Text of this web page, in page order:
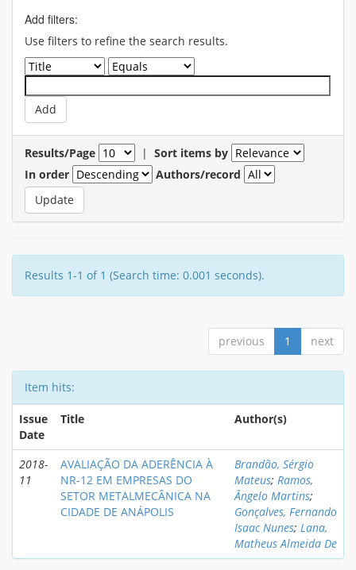
Add filters:
Use filters to refine the search results.
Results/Page | Sort items by
In order
Authors/record
Results 1-1 of 1 (Search time: 0.001 seconds).
previous 1 next
Item hits:
Issue
Date
Title Author(s)
2018-
11
AVALIAÇÃO DA ADERÊNCIA À
NR-12 EM EMPRESAS DO
SETOR METALMECÂNICA NA
CIDADE DE ANÁPOLIS
Brandão, Sérgio
Mateus; Ramos,
Ângelo Martins;
Gonçalves, Fernando
Isaac Nunes; Lana,
Matheus Almeida De